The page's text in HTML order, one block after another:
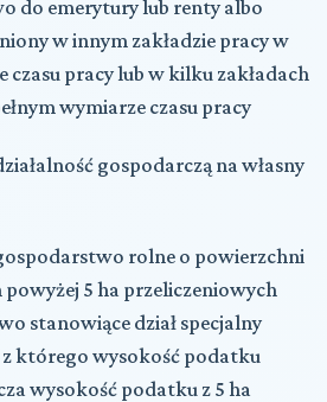
do emerytury lub renty albo
w innym zakładzie pracy w
czasu pracy lub w kilku zakładach
wymiarze czasu pracy
gospodarczą na własny
rolne o powierzchni
5 ha przeliczeniowych
stanowiące dział specjalny
którego wysokość podatku
wysokość podatku z 5 ha